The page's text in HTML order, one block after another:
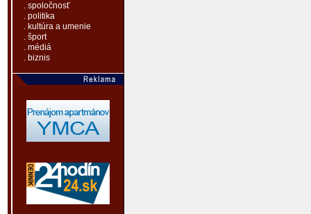
. spoločnosť
. politika
. kultúra a umenie
. šport
. médiá
. biznis